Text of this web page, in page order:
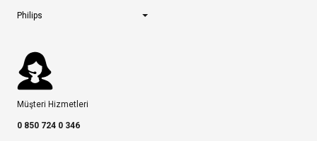
Philips
Müşteri Hizmetleri
0 850 724 0 346